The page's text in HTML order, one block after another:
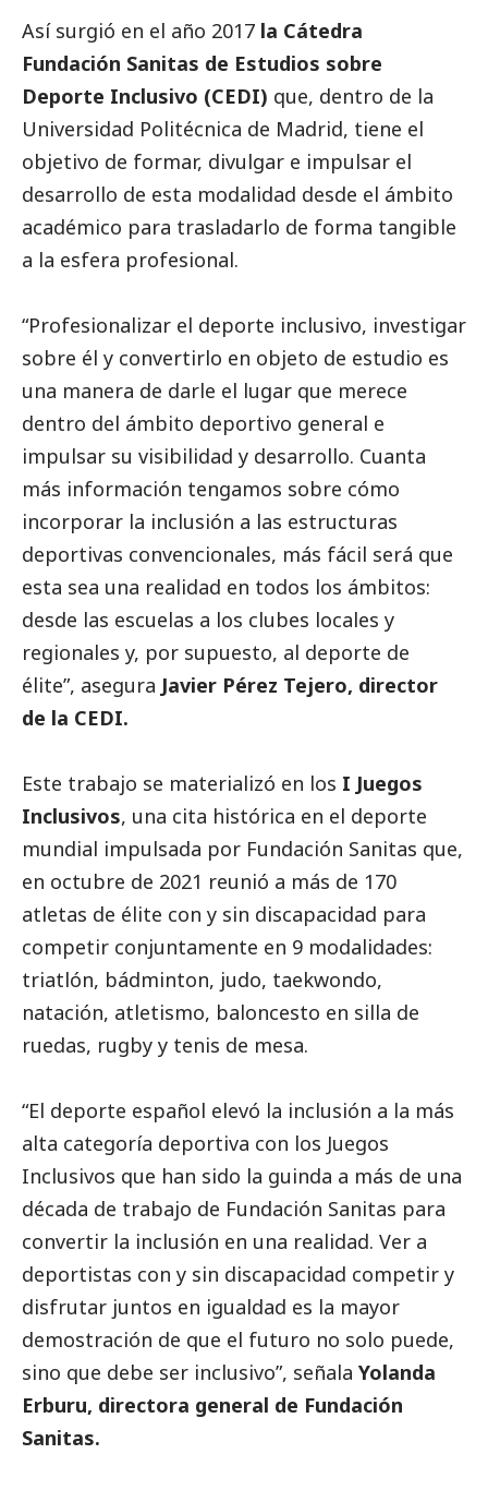
Así surgió en el año 2017 la Cátedra
Fundación Sanitas de Estudios sobre
Deporte Inclusivo (CEDI) que, dentro de la
Universidad Politécnica de Madrid, tiene el
objetivo de formar, divulgar e impulsar el
desarrollo de esta modalidad desde el ámbito
académico para trasladarlo de forma tangible
a la esfera profesional.
“Profesionalizar el deporte inclusivo, investigar
sobre él y convertirlo en objeto de estudio es
una manera de darle el lugar que merece
dentro del ámbito deportivo general e
impulsar su visibilidad y desarrollo. Cuanta
más información tengamos sobre cómo
incorporar la inclusión a las estructuras
deportivas convencionales, más fácil será que
esta sea una realidad en todos los ámbitos:
desde las escuelas a los clubes locales y
regionales y, por supuesto, al deporte de
élite”, asegura Javier Pérez Tejero, director
de la CEDI.
Este trabajo se materializó en los I Juegos
Inclusivos, una cita histórica en el deporte
mundial impulsada por Fundación Sanitas que,
en octubre de 2021 reunió a más de 170
atletas de élite con y sin discapacidad para
competir conjuntamente en 9 modalidades:
triatlón, bádminton, judo, taekwondo,
natación, atletismo, baloncesto en silla de
ruedas, rugby y tenis de mesa.
“El deporte español elevó la inclusión a la más
alta categoría deportiva con los Juegos
Inclusivos que han sido la guinda a más de una
década de trabajo de Fundación Sanitas para
convertir la inclusión en una realidad. Ver a
deportistas con y sin discapacidad competir y
disfrutar juntos en igualdad es la mayor
demostración de que el futuro no solo puede,
sino que debe ser inclusivo”, señala Yolanda
Erburu, directora general de Fundación
Sanitas.